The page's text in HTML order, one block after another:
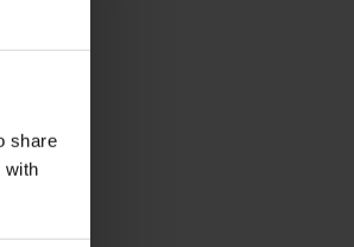
share
with